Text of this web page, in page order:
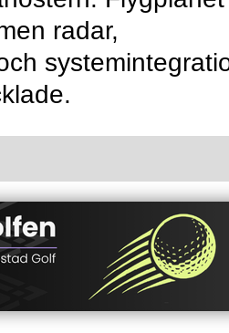
radar,